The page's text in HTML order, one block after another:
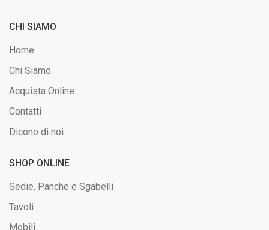
CHI SIAMO
Home
Chi Siamo
Acquista Online
Contatti
Dicono di noi
SHOP ONLINE
Sedie, Panche e Sgabelli
Tavoli
Mobili